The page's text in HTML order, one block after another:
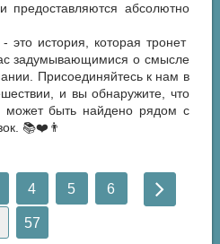
предоставляются абсолютно
история, которая тронет
задумывающимися о смысле
Присоединяйтесь к нам в
и вы обнаружите, что
может быть найдено рядом с
📚❤️👨‍
4 5 6
57